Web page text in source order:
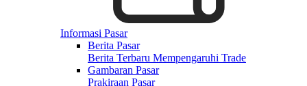
Informasi Pasar
Berita Pasar
Berita Terbaru Mempengaruhi Trade
Gambaran Pasar
Prakiraan Pasar